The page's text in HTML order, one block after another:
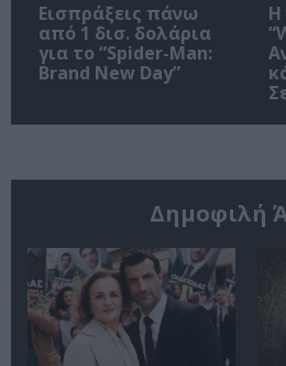
Εισπράξεις πάνω
από 1 δισ. δολάρια
για το “Spider-Man:
Brand New Day”
Η
Δημοφιλή